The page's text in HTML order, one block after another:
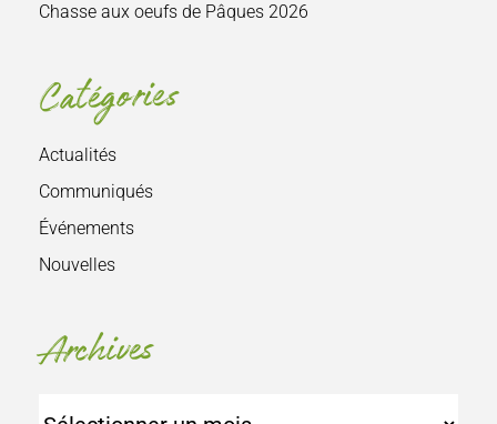
Chasse aux oeufs de Pâques 2026
Catégories
Actualités
Communiqués
Événements
Nouvelles
Archives